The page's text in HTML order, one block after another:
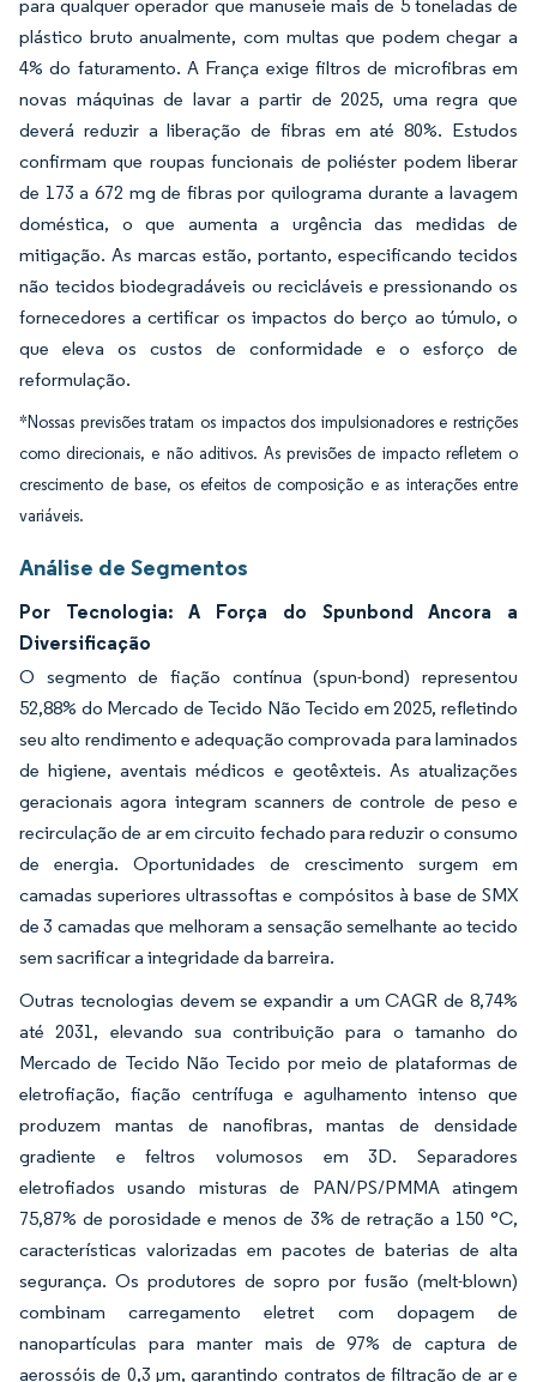
para qualquer operador que manuseie mais de 5 toneladas de
plástico bruto anualmente, com multas que podem chegar a
4% do faturamento. A França exige filtros de microfibras em
novas máquinas de lavar a partir de 2025, uma regra que
deverá reduzir a liberação de fibras em até 80%. Estudos
confirmam que roupas funcionais de poliéster podem liberar
de 173 a 672 mg de fibras por quilograma durante a lavagem
doméstica, o que aumenta a urgência das medidas de
mitigação. As marcas estão, portanto, especificando tecidos
não tecidos biodegradáveis ou recicláveis e pressionando os
fornecedores a certificar os impactos do berço ao túmulo, o
que eleva os custos de conformidade e o esforço de
reformulação.
*Nossas previsões tratam os impactos dos impulsionadores e restrições
como direcionais, e não aditivos. As previsões de impacto refletem o
crescimento de base, os efeitos de composição e as interações entre
variáveis.
Análise de Segmentos
Por Tecnologia: A Força do Spunbond Ancora a
Diversificação
O segmento de fiação contínua (spun-bond) representou
52,88% do Mercado de Tecido Não Tecido em 2025, refletindo
seu alto rendimento e adequação comprovada para laminados
de higiene, aventais médicos e geotêxteis. As atualizações
geracionais agora integram scanners de controle de peso e
recirculação de ar em circuito fechado para reduzir o consumo
de energia. Oportunidades de crescimento surgem em
camadas superiores ultrassoftas e compósitos à base de SMX
de 3 camadas que melhoram a sensação semelhante ao tecido
sem sacrificar a integridade da barreira.
Outras tecnologias devem se expandir a um CAGR de 8,74%
até 2031, elevando sua contribuição para o tamanho do
Mercado de Tecido Não Tecido por meio de plataformas de
eletrofiação, fiação centrífuga e agulhamento intenso que
produzem mantas de nanofibras, mantas de densidade
gradiente e feltros volumosos em 3D. Separadores
eletrofiados usando misturas de PAN/PS/PMMA atingem
75,87% de porosidade e menos de 3% de retração a 150 °C,
características valorizadas em pacotes de baterias de alta
segurança. Os produtores de sopro por fusão (melt-blown)
combinam carregamento eletret com dopagem de
nanopartículas para manter mais de 97% de captura de
aerossóis de 0,3 µm, garantindo contratos de filtração de ar e